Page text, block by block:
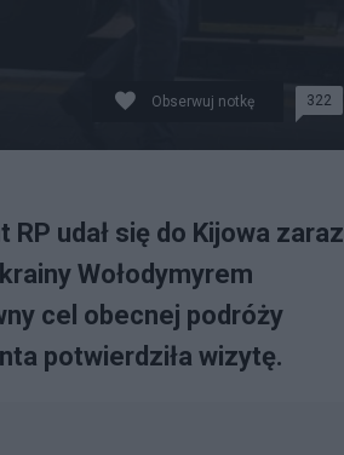
Obserwuj notkę 322
udał się do Kijowa zaraz
Wołodymyrem
cel obecnej podróży
potwierdziła wizytę.